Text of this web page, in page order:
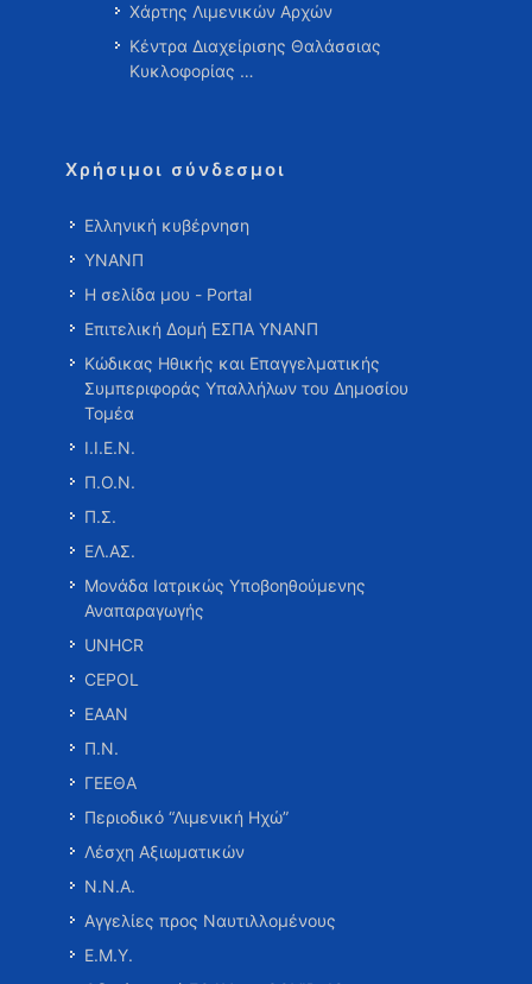
Χάρτης Λιμενικών Αρχών
Κέντρα Διαχείρισης Θαλάσσιας
Κυκλοφορίας …
Χρήσιμοι σύνδεσμοι
Ελληνική κυβέρνηση
ΥΝΑΝΠ
Η σελίδα μου - Portal
Επιτελική Δομή ΕΣΠΑ ΥΝΑΝΠ
Κώδικας Ηθικής και Επαγγελματικής
Συμπεριφοράς Υπαλλήλων του Δημοσίου
Τομέα
Ι.Ι.Ε.Ν.
Π.Ο.Ν.
Π.Σ.
ΕΛ.ΑΣ.
Μονάδα Ιατρικώς Υποβοηθούμενης
Αναπαραγωγής
UNHCR
CEPOL
ΕΑΑΝ
Π.Ν.
ΓΕΕΘΑ
Περιοδικό “Λιμενική Ηχώ”
Λέσχη Αξιωματικών
Ν.Ν.Α.
Αγγελίες προς Ναυτιλλομένους
Ε.Μ.Υ.